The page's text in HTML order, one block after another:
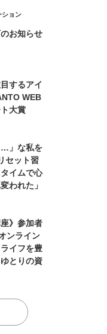
ション
お知らせ
するアイ
WEB
大賞
…」な私を
セット習
イムで心
われた」
座》参加者
ンライン
イフを豊
とりの資